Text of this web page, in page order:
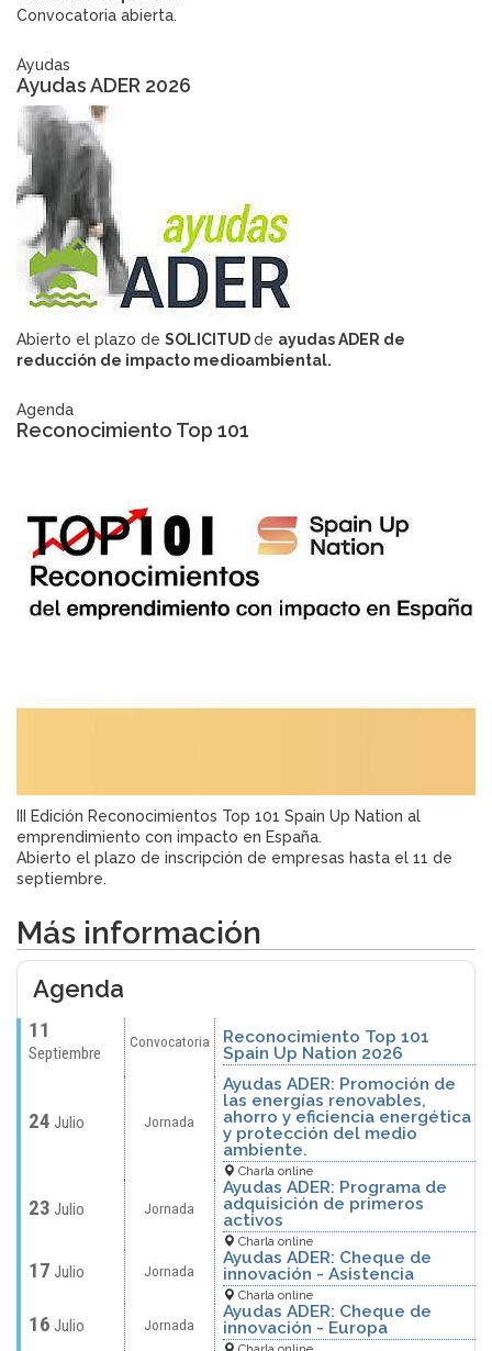
Convocatoria abierta.
Ayudas
Ayudas ADER 2026
Abierto el plazo de SOLICITUDde ayudasADER de
reducción de impacto medioambiental.
Agenda
Reconocimiento Top 101
III Edición Reconocimientos Top 101 Spain Up Nation al
emprendimiento con impacto en España.
Abierto el plazo de inscripción de empresas hasta el 11 de
septiembre.
Más información
Agenda
11
Septiembre
Convocatoria
Reconocimiento Top 101
Spain Up Nation 2026
24 Julio Jornada
Ayudas ADER: Promoción de
las energías renovables,
ahorro y eficiencia energética
y protección del medio
ambiente.
Charla online
23 Julio Jornada
Ayudas ADER: Programa de
adquisición de primeros
activos
Charla online
17 Julio Jornada
Ayudas ADER: Cheque de
innovación - Asistencia
Charla online
16 Julio Jornada
Ayudas ADER: Cheque de
innovación - Europa